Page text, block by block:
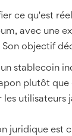
ce qu'est
avec une
objectif
un stablecoin
plutôt
utilisateurs
juridique est